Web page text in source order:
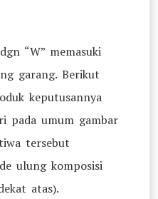
“W” memasuki
garang. Berikut
keputusannya
pada umum gambar
tersebut
ulung komposisi
atas).